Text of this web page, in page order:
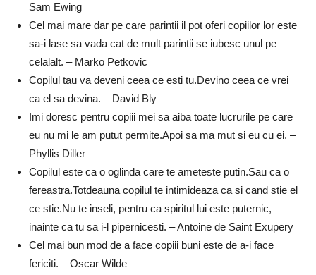
Sam Ewing
Cel mai mare dar pe care parintii il pot oferi copiilor lor este
sa-i lase sa vada cat de mult parintii se iubesc unul pe
celalalt. – Marko Petkovic
Copilul tau va deveni ceea ce esti tu.Devino ceea ce vrei
ca el sa devina. – David Bly
Imi doresc pentru copiii mei sa aiba toate lucrurile pe care
eu nu mi le am putut permite.Apoi sa ma mut si eu cu ei. –
Phyllis Diller
Copilul este ca o oglinda care te ameteste putin.Sau ca o
fereastra.Totdeauna copilul te intimideaza ca si cand stie el
ce stie.Nu te inseli, pentru ca spiritul lui este puternic,
inainte ca tu sa i-l pipernicesti. – Antoine de Saint Exupery
Cel mai bun mod de a face copiii buni este de a-i face
fericiti. – Oscar Wilde